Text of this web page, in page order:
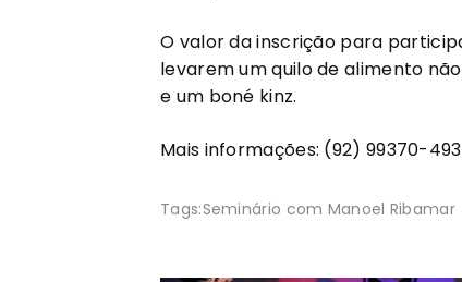
O valor da inscrição para
levarem um quilo de alimento
e um boné kinz.
Mais informações: (92) 99370-
Tags:Seminário com Manoel Ribamar